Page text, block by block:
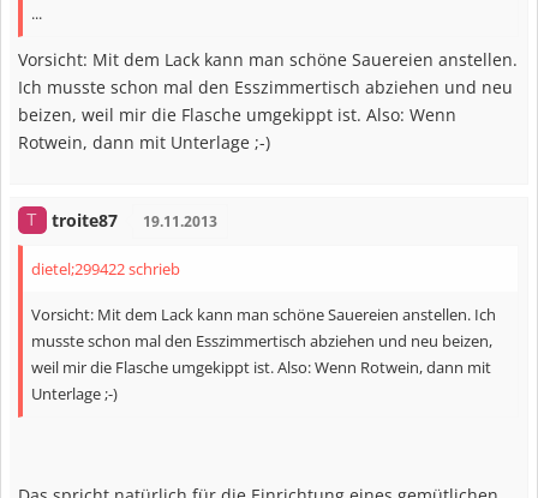
...
Vorsicht: Mit dem Lack kann man schöne Sauereien anstellen.
Ich musste schon mal den Esszimmertisch abziehen und neu
beizen, weil mir die Flasche umgekippt ist. Also: Wenn
Rotwein, dann mit Unterlage ;-)
T troite87 19.11.2013
dietel;299422 schrieb
Vorsicht: Mit dem Lack kann man schöne Sauereien anstellen. Ich
musste schon mal den Esszimmertisch abziehen und neu beizen,
weil mir die Flasche umgekippt ist. Also: Wenn Rotwein, dann mit
Unterlage ;-)